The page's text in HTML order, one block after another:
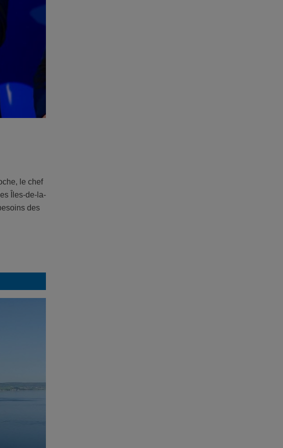
le chef
Îles-de-la-
des